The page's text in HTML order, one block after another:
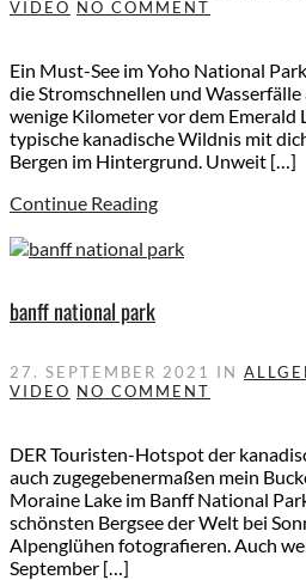
VIDEO NO COMMENT
Ein Must-See im Yoho National
die Stromschnellen und
wenige Kilometer vor dem Emerald
typische kanadische Wildnis mit
Bergen im Hintergrund. Unweit […]
Continue Reading
banff national park
27. SEPTEMBER 2021 IN
VIDEO NO COMMENT
DER Touristen-Hotspot der
auch zugegebenermaßen mein
Moraine Lake im Banff National
schönsten Bergsee der Welt bei
Alpenglühen fotografieren. Auch
September […]